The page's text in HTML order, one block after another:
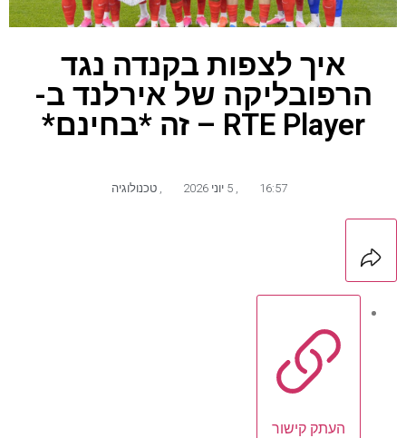
איך לצפות בקנדה נגד
הרפובליקה של אירלנד ב-
RTE Player – זה *בחינם*
16:57 טכנולוגיה
העתק קישור